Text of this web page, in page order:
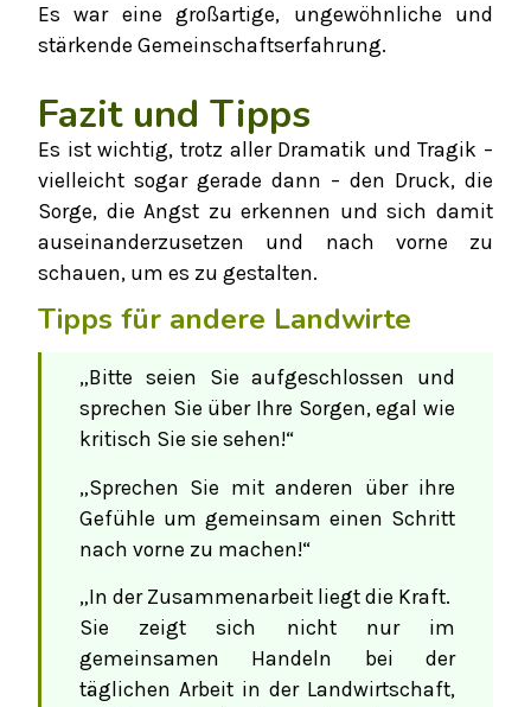
Es war eine großartige, ungewöhnliche und
stärkende Gemeinschaftserfahrung.
Fazit und Tipps
Es ist wichtig, trotz aller Dramatik und Tragik –
vielleicht sogar gerade dann – den Druck, die
Sorge, die Angst zu erkennen und sich damit
auseinanderzusetzen und nach vorne zu
schauen, um es zu gestalten.
Tipps für andere Landwirte
„Bitte seien Sie aufgeschlossen und
sprechen Sie über Ihre Sorgen, egal wie
kritisch Sie sie sehen!“
„Sprechen Sie mit anderen über ihre
Gefühle um gemeinsam einen Schritt
nach vorne zu machen!“
„In der Zusammenarbeit liegt die Kraft.
Sie zeigt sich nicht nur im
gemeinsamen Handeln bei der
täglichen Arbeit in der Landwirtschaft,